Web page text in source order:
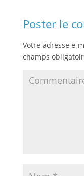
Poster le
Votre adresse e-
champs